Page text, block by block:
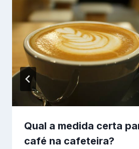
Qual a medida certa
café na cafeteira?